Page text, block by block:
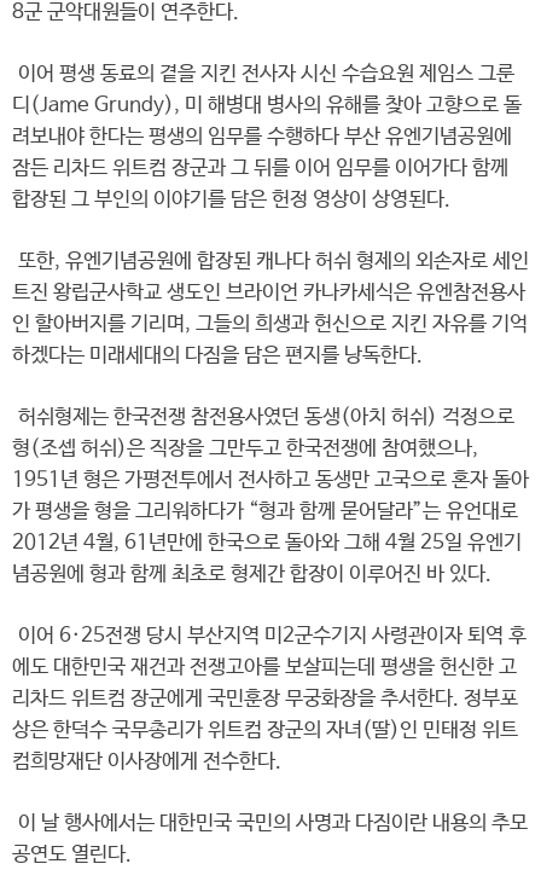
8군 군악대원들이 연주한다.
이어 평생 동료의 곁을 지킨 전사자 시신 수습요원 제임스 그룬
디(Jame Grundy), 미 해병대 병사의 유해를 찾아 고향으로 돌
려보내야 한다는 평생의 임무를 수행하다 부산 유엔기념공원에
잠든 리차드 위트컴 장군과 그 뒤를 이어 임무를 이어가다 함께
합장된 그 부인의 이야기를 담은 헌정 영상이 상영된다.
또한, 유엔기념공원에 합장된 캐나다 허쉬 형제의 외손자로 세인
트진 왕립군사학교 생도인 브라이언 카나카세식은 유엔참전용사
인 할아버지를 기리며, 그들의 희생과 헌신으로 지킨 자유를 기억
하겠다는 미래세대의 다짐을 담은 편지를 낭독한다.
허쉬형제는 한국전쟁 참전용사였던 동생(아치 허쉬) 걱정으로
형(조셉 허쉬)은 직장을 그만두고 한국전쟁에 참여했으나,
1951년 형은 가평전투에서 전사하고 동생만 고국으로 혼자 돌아
가 평생을 형을 그리워하다가 “형과 함께 묻어달라”는 유언대로
2012년 4월, 61년만에 한국으로 돌아와 그해 4월 25일 유엔기
념공원에 형과 함께 최초로 형제간 합장이 이루어진 바 있다.
이어 6·25전쟁 당시 부산지역 미2군수기지 사령관이자 퇴역 후
에도 대한민국 재건과 전쟁고아를 보살피는데 평생을 헌신한 고
리차드 위트컴 장군에게 국민훈장 무궁화장을 추서한다. 정부포
상은 한덕수 국무총리가 위트컴 장군의 자녀(딸)인 민태정 위트
컴희망재단 이사장에게 전수한다.
이 날 행사에서는 대한민국 국민의 사명과 다짐이란 내용의 추모
공연도 열린다.